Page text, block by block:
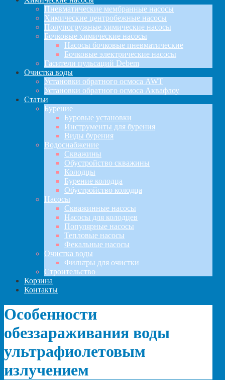
Пневматические мембранные насосы
Химические центробежные насосы
Полупогружные химические насосы
Бочковые химические насосы
Насосы бочковые пневматические
Бочковые электрические насосы
Гасители пульсаций Debem
Очистка воды
Установки обратного осмоса AWT
Установки обратного осмоса Аквафлоу
Статьи
Бурение
Буровые установки
Инструменты для бурения
Виды бурения
Водоснабжение
Скважины
Обустройство скважины
Колодцы
Бурение колодца
Обустройство колодца
Насосы
Скважинные насосы
Насосы для колодцев
Популярные насосы
Тепловые насосы
Фекальные насосы
Очистка воды
Фильтры для очистки
Строительство
Корзина
Контакты
Особенности
обеззараживания воды
ультрафиолетовым
излучением